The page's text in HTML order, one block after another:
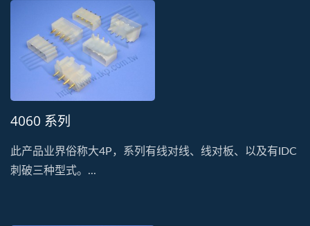
4060 系列
此产品业界俗称大4P，系列有线对线、线对板、以及有IDC
刺破三种型式。...